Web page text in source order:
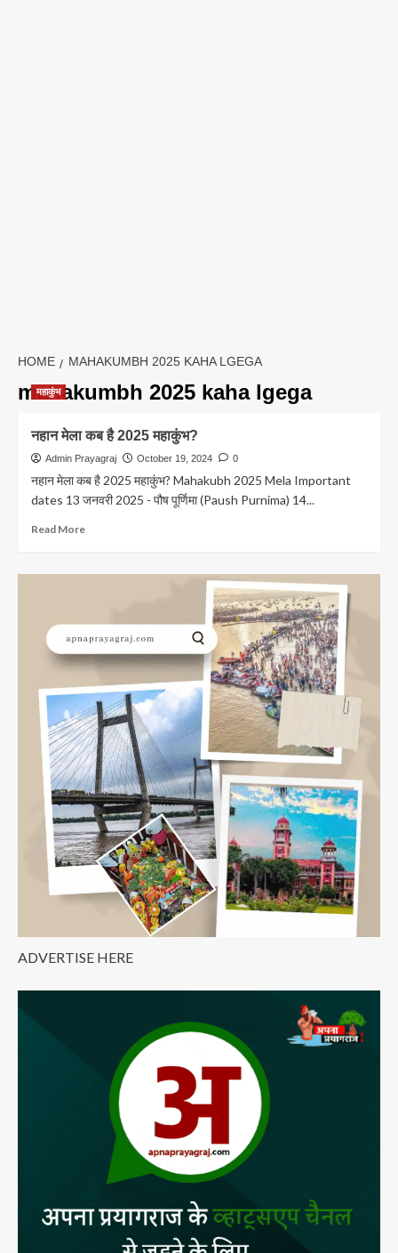
HOME MAHAKUMBH 2025 KAHA LGEGA
mahakumbh 2025 kaha lgega
महाकुंभ
नहान मेला कब है 2025 महाकुंभ?
Admin Prayagraj October 19, 2024 0
नहान मेला कब है 2025 महाकुंभ? Mahakubh 2025 Mela Important
dates 13 जनवरी 2025 - पौष पूर्णिमा (Paush Purnima) 14...
Read MoreRead
नहान
है
2025
महाकुंभ?
ADVERTISE HERE